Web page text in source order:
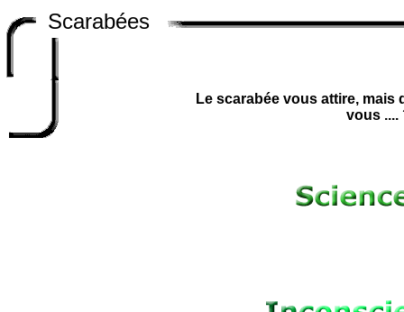
Scarabées
Le scarabée vous attire, mais
vous ....